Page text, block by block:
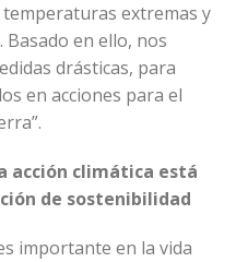
extremas y
Basado en ello, nos
drásticas, para
en acciones para el
acción climática está
de sostenibilidad
importante en la vida